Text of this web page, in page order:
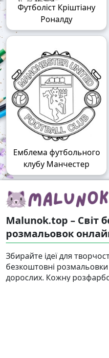
Футболіст Кріштіану
Роналду
Емблема футбольного
клубу Манчестер
Malunok.top – Світ
розмальовок
Збирайте ідеї для
безкоштовні розмальовки
дорослих. Кожну